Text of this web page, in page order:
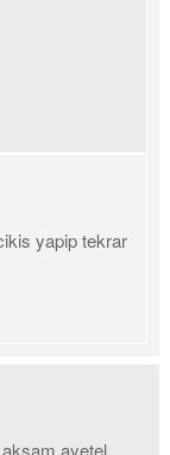
yapip tekrar
ayetel